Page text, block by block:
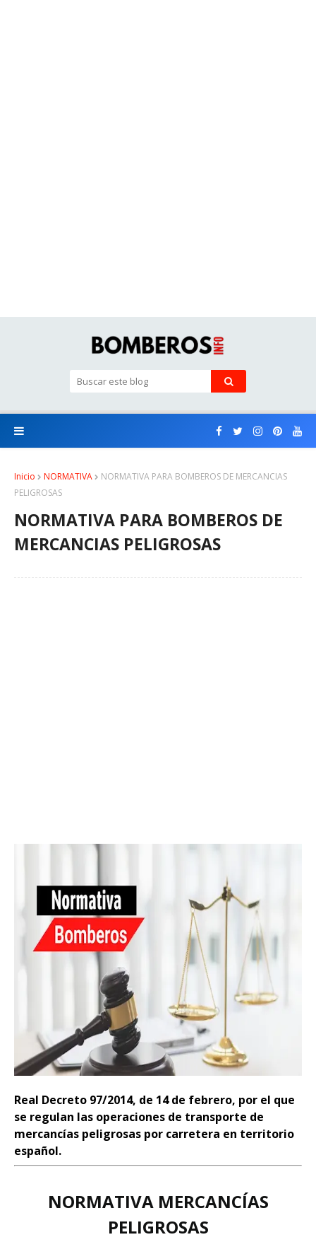
Inicio NORMATIVA
NORMATIVA PARA BOMBEROS DE MERCANCIAS
PELIGROSAS
NORMATIVA PARA BOMBEROS DE
MERCANCIAS PELIGROSAS
Real Decreto 97/2014, de 14 de febrero, por el que
se regulan las operaciones de transporte de
mercancías peligrosas por carretera en territorio
español.
NORMATIVA MERCANCÍAS
PELIGROSAS